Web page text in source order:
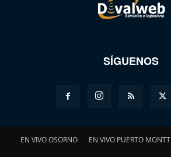
SÍGUENOS
EN VIVO OSORNO EN VIVO PUERTO MONTT